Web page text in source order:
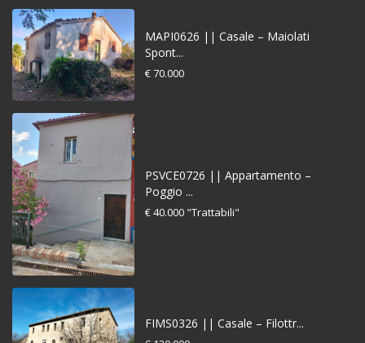
MAPI0626 || Casale – Maiolati
Spont...
€ 70.000
PSVCE0726 || Appartamento –
Poggio ...
€ 40.000 "Trattabili"
FIMS0326 || Casale – Filottr...